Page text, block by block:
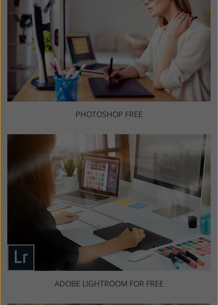
PHOTOSHOP FREE
ADOBE LIGHTROOM FOR FREE